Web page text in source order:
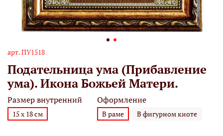
арт.ПУ1518
Подательница ума (Прибавление
ума). Икона Божьей Матери.
Размер внутренний
15 х 18 см
Оформление
В раме В фигурном киоте